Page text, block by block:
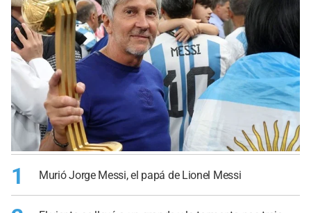
1 Murió Jorge Messi, el papá de Lionel Messi